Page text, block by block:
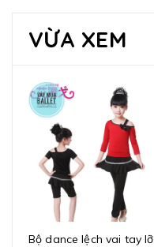
VỪA XEM
Bộ dance lệch vai tay lỡ